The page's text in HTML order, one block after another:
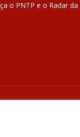
o PNTP e o Radar